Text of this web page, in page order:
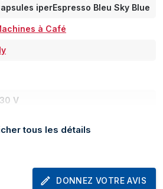
iperEspresso Bleu Sky Blue
à Café
V
tous les détails
DONNEZ VOTRE AVIS